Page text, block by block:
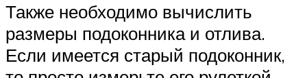
Также необходимо вычислить
размеры подоконника и отлива.
Если имеется старый подоконник,